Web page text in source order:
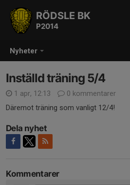
Nyheter
RÖDSLE BK
P2014
Inställd träning 5/4
1 apr, 12:13
0 kommentarer
Däremot träning som vanligt 12/4!
Dela nyhet
Kommentarer